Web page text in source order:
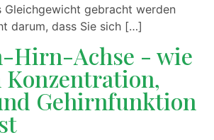
Gleichgewicht gebracht werden
darum, dass Sie sich […]
Hirn-Achse - wie
Konzentration,
Gehirnfunktion